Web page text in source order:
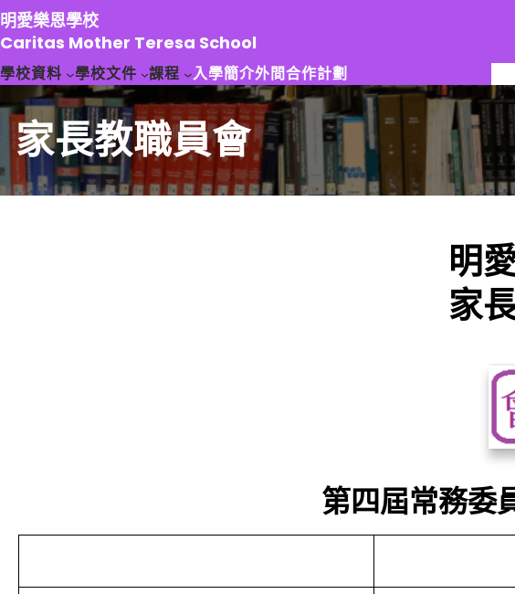
跳
至
主
要
容
明愛樂恩學校
Caritas Mother Teresa School
學校資料 學校文件 課程 入學簡介外間合作計劃
家長教職員會
明
家
第四屆常務委